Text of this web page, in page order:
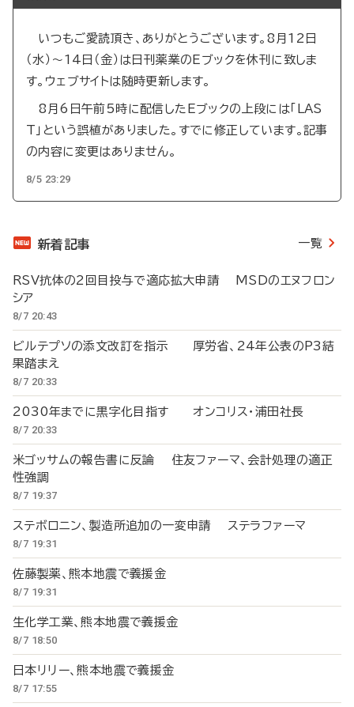
いつもご愛読頂き、ありがとうございます。8月12日
（水）～14日（金）は日刊薬業のEブックを休刊に致しま
す。ウェブサイトは随時更新します。
8月6日午前5時に配信したEブックの上段には「LAS
T」という誤植がありました。すでに修正しています。記事
の内容に変更はありません。
8/5 23:29
新着記事 一覧
RSV抗体の2回目投与で適応拡大申請 MSDのエヌフロン
シア
8/7 20:43
ビルテプソの添文改訂を指示 厚労省、24年公表のP3結
果踏まえ
8/7 20:33
2030年までに黒字化目指す オンコリス・浦田社長
8/7 20:33
米ゴッサムの報告書に反論 住友ファーマ、会計処理の適正
性強調
8/7 19:37
ステボロニン、製造所追加の一変申請 ステラファーマ
8/7 19:31
佐藤製薬、熊本地震で義援金
8/7 19:31
生化学工業、熊本地震で義援金
8/7 18:50
日本リリー、熊本地震で義援金
8/7 17:55